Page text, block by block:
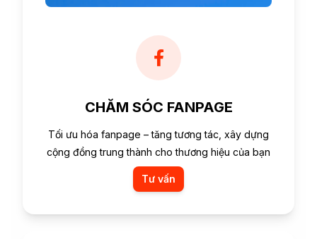
CHĂM SÓC FANPAGE
Tối ưu hóa fanpage – tăng tương tác, xây dựng
cộng đồng trung thành cho thương hiệu của bạn
Tư vấn